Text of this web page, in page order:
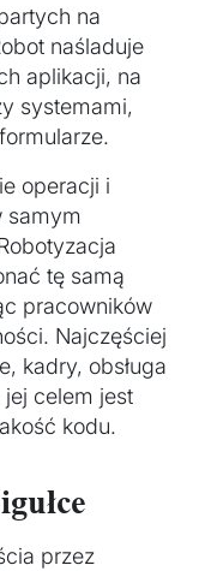
na
naśladuje
aplikacji, na
systemami,
operacji i
samym
tę samą
pracowników
Najczęściej
kadry, obsługa
celem jest
kodu.
przez